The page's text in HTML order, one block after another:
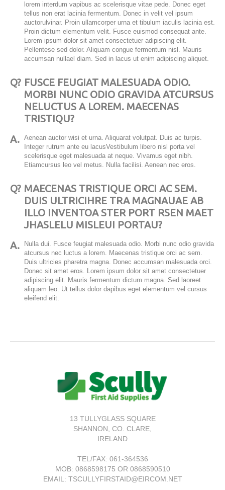
lorem interdum vapibus ac scelerisque vitae pede. Donec eget
tellus non erat lacinia fermentum. Donec in velit vel ipsum
auctorulvinar. Proin ullamcorper urna et tibulum iaculis lacinia est.
Proin dictum elementum velit. Fusce euismod consequat ante.
Lorem ipsum dolor sit amet consectetuer adipiscing elit.
Pellentese sed dolor. Aliquam congue fermentum nisl. Mauris
accumsan nullael diam. Sed in lacus ut enim adipiscing aliquet.
Q? FUSCE FEUGIAT MALESUADA ODIO.
MORBI NUNC ODIO GRAVIDA ATCURSUS
NELUCTUS A LOREM. MAECENAS
TRISTIQU?
A. Aenean auctor wisi et urna. Aliquarat volutpat. Duis ac turpis.
Integer rutrum ante eu lacusVestibulum libero nisl porta vel
scelerisque eget malesuada at neque. Vivamus eget nibh.
Etiamcursus leo vel metus. Nulla facilisi. Aenean nec eros.
Q? MAECENAS TRISTIQUE ORCI AC SEM.
DUIS ULTRICIHRE TRA MAGNAUAE AB
ILLO INVENTOA STER PORT RSEN MAET
JHASLELU MISLEUI PORTAU?
A.
Nulla dui. Fusce feugiat malesuada odio. Morbi nunc odio gravida
atcursus nec luctus a lorem. Maecenas tristique orci ac sem.
Duis ultricies pharetra magna. Donec accumsan malesuada orci.
Donec sit amet eros. Lorem ipsum dolor sit amet consectetuer
adipiscing elit. Mauris fermentum dictum magna. Sed laoreet
aliquam leo. Ut tellus dolor dapibus eget elementum vel cursus
eleifend elit.
13 TULLYGLASS SQUARE
SHANNON, CO. CLARE,
IRELAND
TEL/FAX: 061-364536
MOB: 0868598175 OR 0868590510
EMAIL: TSCULLYFIRSTAID@EIRCOM.NET